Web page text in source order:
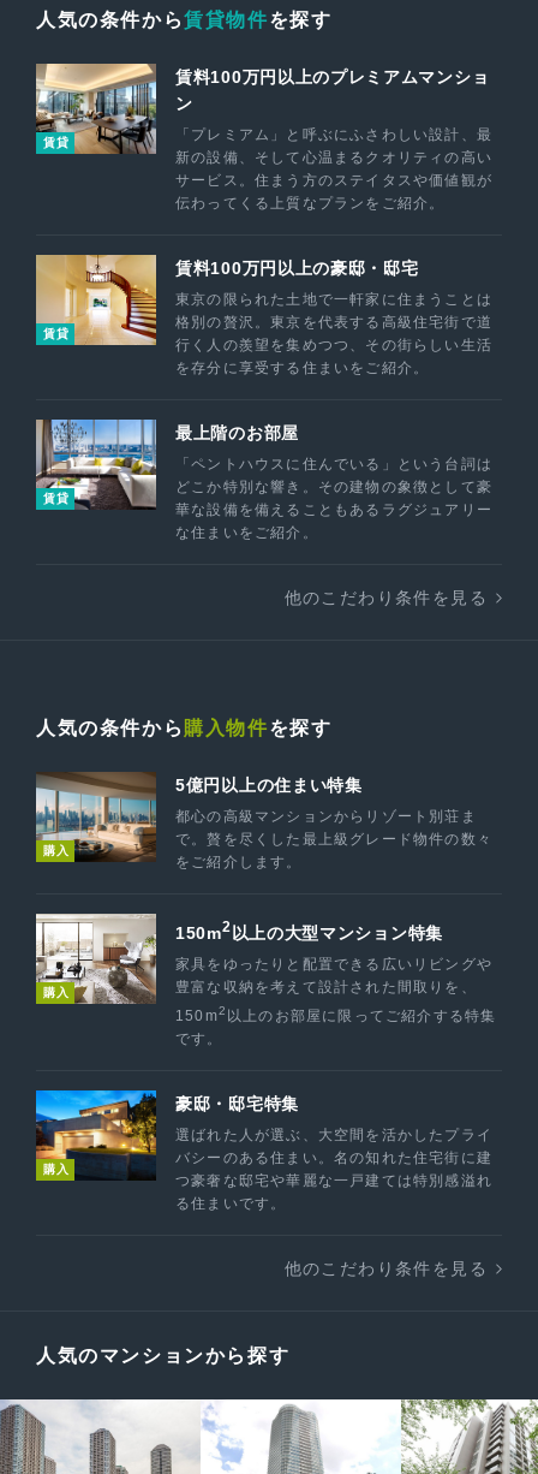
人気の条件から賃貸物件を探す
賃貸
賃料100万円以上のプレミアムマンショ
ン
「プレミアム」と呼ぶにふさわしい設計、最
新の設備、そして心温まるクオリティの高い
サービス。住まう方のステイタスや価値観が
伝わってくる上質なプランをご紹介。
賃貸
賃料100万円以上の豪邸・邸宅
東京の限られた土地で一軒家に住まうことは
格別の贅沢。東京を代表する高級住宅街で道
行く人の羨望を集めつつ、その街らしい生活
を存分に享受する住まいをご紹介。
賃貸
最上階のお部屋
「ペントハウスに住んでいる」という台詞は
どこか特別な響き。その建物の象徴として豪
華な設備を備えることもあるラグジュアリー
な住まいをご紹介。
他のこだわり条件を見る
人気の条件から 購入物件を探す
購入
5億円以上の住まい特集
都心の高級マンションからリゾート別荘ま
で。贅を尽くした最上級グレード物件の数々
をご紹介します。
購入
150m2 以上の大型マンション特集
家具をゆったりと配置できる広いリビングや
豊富な収納を考えて設計された間取りを、
150m2 以上のお部屋に限ってご紹介する特集
です。
購入
豪邸・邸宅特集
選ばれた人が選ぶ、大空間を活かしたプライ
バシーのある住まい。名の知れた住宅街に建
つ豪奢な邸宅や華麗な一戸建ては特別感溢れ
る住まいです。
他のこだわり条件を見る
人気のマンションから探す